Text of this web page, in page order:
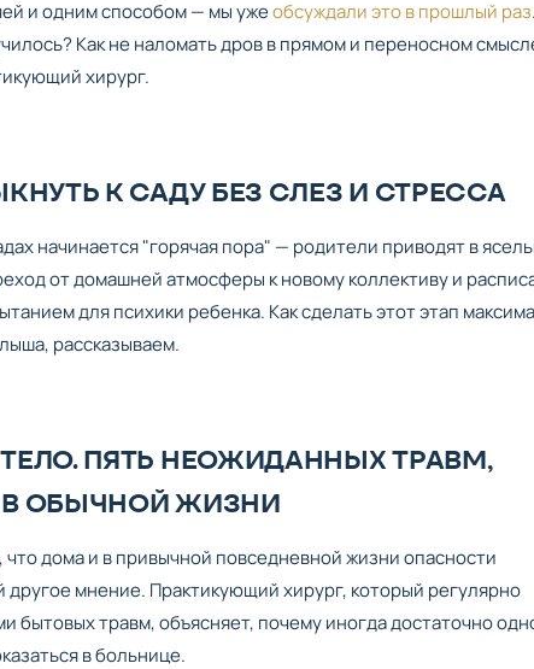
и одним способом — мы ужеобсуждали это в прошлый раз
Как не наломать дров в прямом и переносном
хирург.
К САДУ БЕЗ СЛЕЗ И СТРЕССА
начинается "горячая пора" — родители приводят в
от домашней атмосферы к новому коллективу и
для психики ребенка. Как сделать этот этап
рассказываем.
ПЯТЬ НЕОЖИДАННЫХ ТРАВМ,
ОБЫЧНОЙ ЖИЗНИ
дома и в привычной повседневной жизни опасности
мнение. Практикующий хирург, который регулярно
бытовых травм, объясняет, почему иногда достаточно
в больнице.